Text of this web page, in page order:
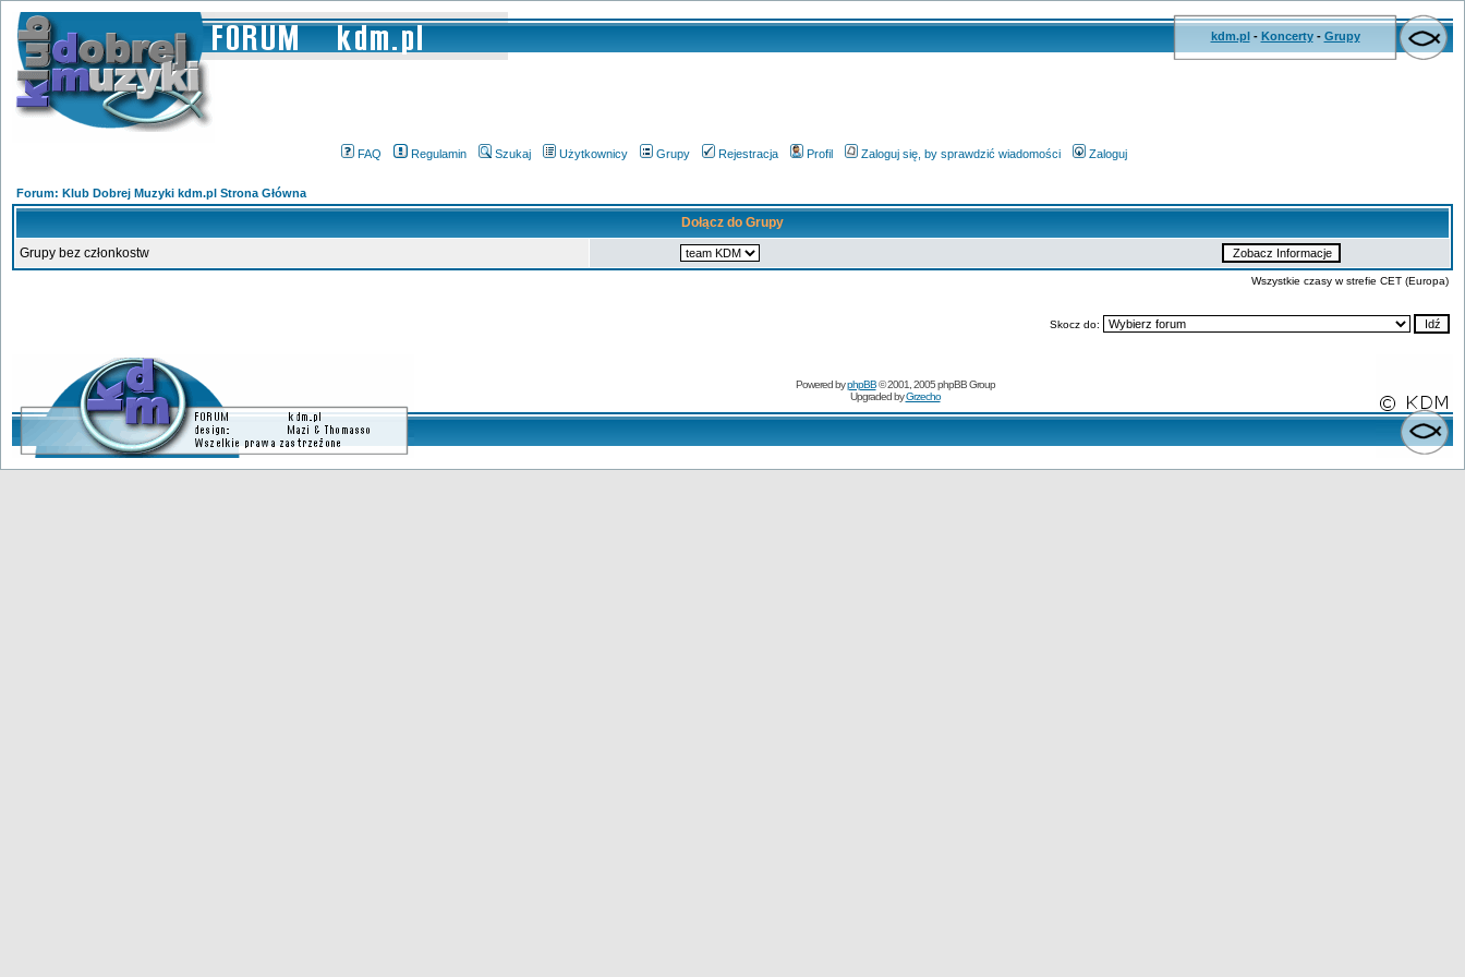
kdm.pl- Koncerty- Grupy
FAQ Regulamin Szukaj Użytkownicy Grupy Rejestracja Profil Zaloguj się, by sprawdzić wiadomości Zaloguj
Forum: Klub Dobrej Muzyki kdm.pl Strona Główna
Dołącz do Grupy
Grupy bez członkostw
Wszystkie czasy w strefie CET (Europa)
Skocz do:
Powered byphpBB© 2001, 2005 phpBB Group
Upgraded byGrzecho